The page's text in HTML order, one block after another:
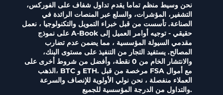
نحن وسيط منظم تماما يقدم تداول شفاف على الفوركس،
التشفير، المؤشرات، والسلع عبر المنصات الرائدة في
الصناعة. تأسست من قبل خبراء التمويل والتكنولوجيا ، نعمل
على نموذج A-Book حقيقي - توجيه أوامر العميل إلى
مقدمي السيولة المؤسسية ، مما يضمن عدم تضارب
المصالح. يستفيد التجار من التنفيذ على مستوى البنك،
والانتشار الخام من 0 نقطة، وأفضل من شروط أخرى على
الذهب، BTC و ETH. مرخصة من قبل FSA مع أموال
العملاء منفصلة ، نحن نولي الأولوية للإنصاف والسرعة
والتداول من الدرجة المؤسسية للجميع.